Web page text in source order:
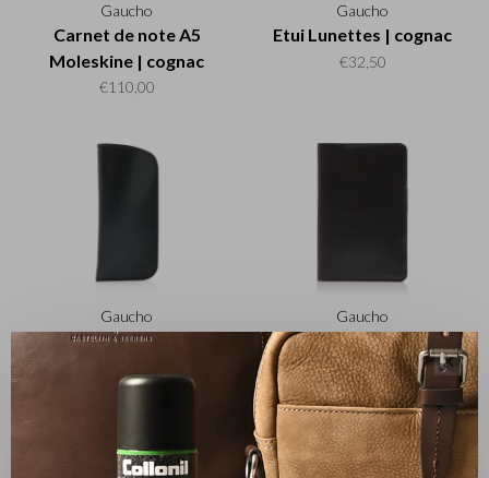
Gaucho
Carnet de note A5
Moleskine | cognac
€110,00
Gaucho
Etui Lunettes | cognac
€32,50
Gaucho
Etui Lunettes | noir
Gaucho
Carnet de note A5
Moleskine | noir
€110,00
✕